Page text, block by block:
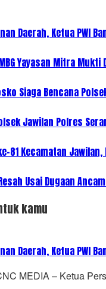
Daerah, Ketua PWI
Yayasan Mitra
Siaga Bencana
Jawilan Polres
ke-81 Kecamatan
Usai Dugaan
kamu
Daerah, Ketua PWI
MEDIA – Ketua